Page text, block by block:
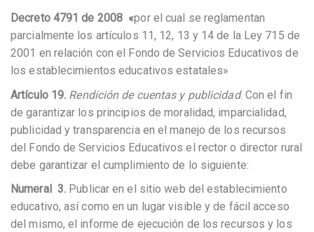
Decreto 4791 de 2008 «por el cual se reglamentan
parcialmente los artículos 11, 12, 13 y 14 de la Ley 715 de
2001 en relación con el Fondo de Servicios Educativos de
los establecimientos educativos estatales»
Artículo 19. Rendición de cuentas y publicidad. Con el fin
de garantizar los principios de moralidad, imparcialidad,
publicidad y transparencia en el manejo de los recursos
del Fondo de Servicios Educativos el rector o director rural
debe garantizar el cumplimiento de lo siguiente:
Numeral 3. Publicar en el sitio web del establecimiento
educativo, así como en un lugar visible y de fácil acceso
del mismo, el informe de ejecución de los recursos y los